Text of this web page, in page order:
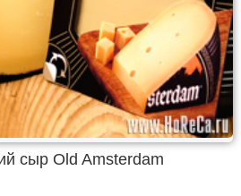
сыр Old Amsterdam